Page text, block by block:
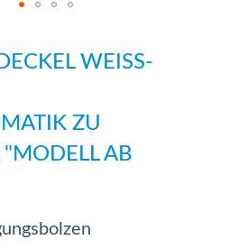
WEISS-
ZU
"MODELL AB